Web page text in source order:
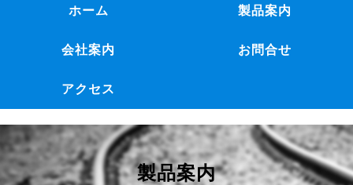
ホーム 製品案内
会社案内 お問合せ
アクセス
製品案内